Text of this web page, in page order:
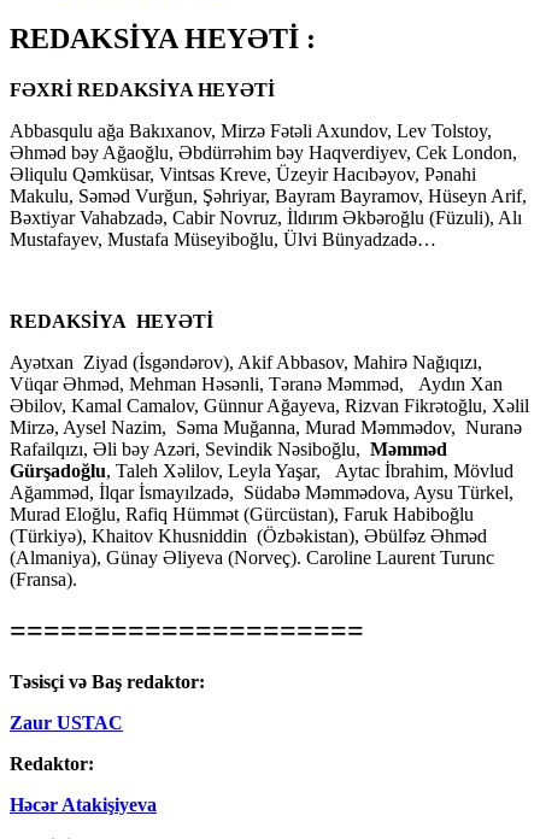
REDAKSİYA HEYƏTİ :
FƏXRİ REDAKSİYA HEYƏTİ
Abbasqulu ağa Bakıxanov, Mirzə Fətəli Axundov, Lev Tolstoy,
Əhməd bəy Ağaoğlu, Əbdürrəhim bəy Haqverdiyev, Cek London,
Əliqulu Qəmküsar, Vintsas Kreve, Üzeyir Hacıbəyov, Pənahi
Makulu, Səməd Vurğun, Şəhriyar, Bayram Bayramov, Hüseyn Arif,
Bəxtiyar Vahabzadə, Cabir Novruz, İldırım Əkbəroğlu (Füzuli), Alı
Mustafayev, Mustafa Müseyiboğlu, Ülvi Bünyadzadə…
REDAKSİYA HEYƏTİ
Ayətxan Ziyad (İsgəndərov), Akif Abbasov, Mahirə Nağıqızı,
Vüqar Əhməd, Mehman Həsənli, Təranə Məmməd, Aydın Xan
Əbilov, Kamal Camalov, Günnur Ağayeva, Rizvan Fikrətoğlu, Xəlil
Mirzə, Aysel Nazim, Səma Muğanna, Murad Məmmədov, Nuranə
Rafailqızı, Əli bəy Azəri, Sevindik Nəsiboğlu, Məmməd
Gürşadoğlu, Taleh Xəlilov, Leyla Yaşar, Aytac İbrahim, Mövlud
Ağamməd, İlqar İsmayılzadə, Südabə Məmmədova, Aysu Türkel,
Murad Eloğlu, Rafiq Hümmət (Gürcüstan), Faruk Habiboğlu
(Türkiyə), Khaitov Khusniddin (Özbəkistan), Əbülfəz Əhməd
(Almaniya), Günay Əliyeva (Norveç). Caroline Laurent Turunc
(Fransa).
=====================
Təsisçi və Baş redaktor:
Zaur USTAC
Redaktor:
Həcər Atakişiyeva